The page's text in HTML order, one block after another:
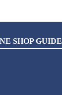
SHOP GUIDE